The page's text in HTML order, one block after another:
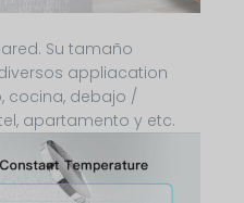
Su tamaño
appliacation
cocina, debajo /
apartamento y etc.